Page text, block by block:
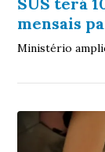
mensais
Ministério